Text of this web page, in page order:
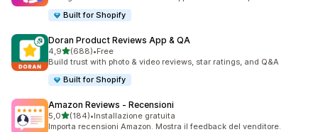
Built for Shopify
Doran Product Reviews App & QA
4,9stelle su 5
(688)
688 recensioni totali
•Free
Build trust with photo & video reviews, star ratings, and Q&A
Built for Shopify
Amazon Reviews ‑ Recensioni
5,0stelle su 5
(184)
184 recensioni totali
•Installazione gratuita
Importa recensioni Amazon. Mostra il feedback del venditore.